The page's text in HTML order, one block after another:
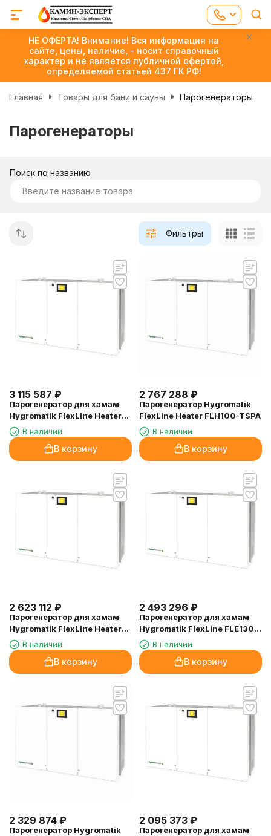
НЕ ОФЕРТА! Внимание! Вся информация на
сайте, цены, наличие, - носит справочный
характер и не является публичной офертой,
определяемой статьей 437 ГК РФ!
Главная Товары для бани и сауны Парогенераторы
Парогенераторы
Поиск по названию
Фильтры
3 115 587 ₽
Парогенератор для хамам
Hygromatik FlexLine Heater
FLH100-TSPA, 81.4 кВт
В наличии
В корзину
2 767 288 ₽
Парогенератор Hygromatik
FlexLine Heater FLH100-TSPA
В наличии
В корзину
2 623 112 ₽
Парогенератор для хамам
Hygromatik FlexLine Heater
FLH80-TSPA, 65.2 кВт
В наличии
В корзину
2 493 296 ₽
Парогенератор для хамам
Hygromatik FlexLine FLE130-
TSPA, 101.6 кВт
В наличии
В корзину
2 329 874 ₽
Парогенератор Hygromatik
2 095 373 ₽
Парогенератор для хамам